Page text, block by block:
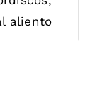
aliento